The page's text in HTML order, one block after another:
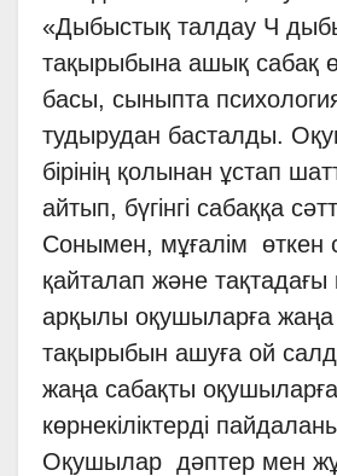
«Дыбыстық талдау Ч
тақырыбына ашық сабақ
басы, сыныпта
тудырудан басталды.
бірінің қолынан ұстап
айтып, бүгінгі сабаққа
Сонымен, мұғалім өткен
қайталап және тақтадағы
арқылы оқушыларға жаңа
тақырыбын ашуға ой
жаңа сабақты оқушыларға
көрнекіліктерді
Оқушылар дәптер мен